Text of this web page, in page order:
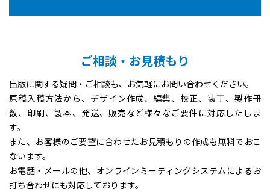
ご相談・お見積もり
出版に関する疑問・ご相談も、お気軽にお問い合わせください。
原稿入稿方法から、デザイン作成、編集、校正、装丁、製作冊
数、印刷、製本、発送、販売など様々なご要件に対応したしま
す。
また、お客様のご要望に合わせたお見積もりの作成も無料でおこ
ないます。
お電話・メールの他、オンラインミーティングシステムによるお
打ち合わせにも対応しております。